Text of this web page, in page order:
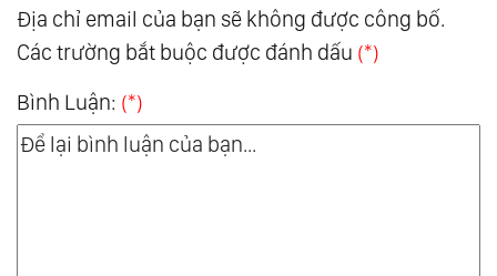
Địa chỉ email của bạn sẽ không được công bố.
Các trường bắt buộc được đánh dấu (*)
Bình Luận: (*)